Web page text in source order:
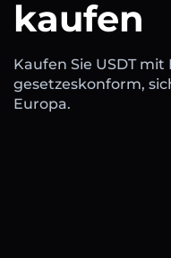
kaufen
Kaufen Sie USDT
gesetzeskonform,
Europa.